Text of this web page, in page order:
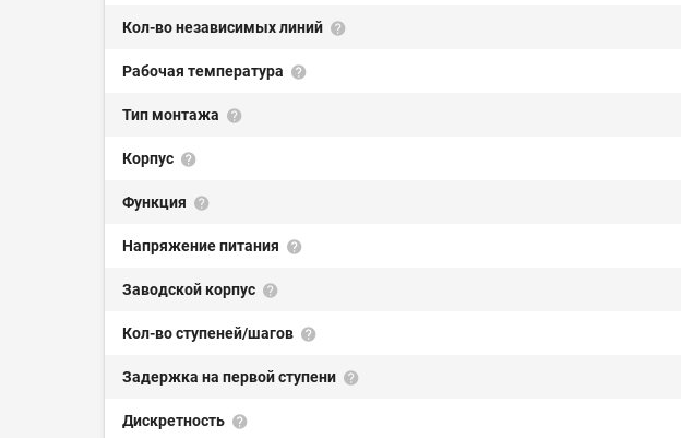
Кол-во независимых линий
Рабочая температура
Тип монтажа
Корпус
Функция
Напряжение питания
Заводской корпус
Кол-во ступеней/шагов
Задержка на первой ступени
Дискретность